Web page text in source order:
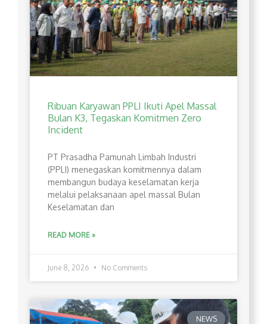
Ribuan Karyawan PPLI Ikuti Apel Massal
Bulan K3, Tegaskan Komitmen Zero
Incident
PT Prasadha Pamunah Limbah Industri
(PPLI) menegaskan komitmennya dalam
membangun budaya keselamatan kerja
melalui pelaksanaan apel massal Bulan
Keselamatan dan
READ MORE »
June 8, 2026 No Comments
NEWS